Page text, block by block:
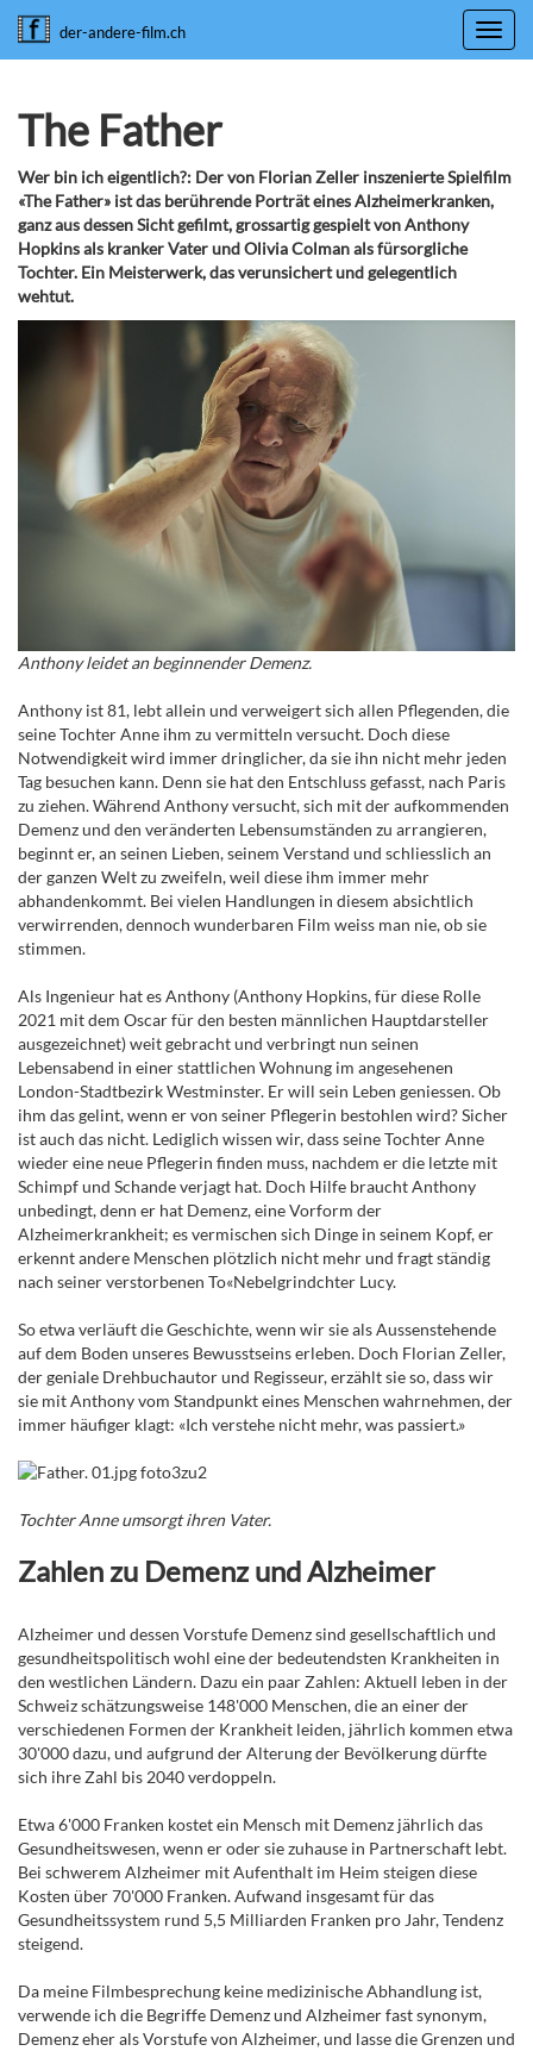
der-andere-film.ch
The Father
Wer bin ich eigentlich?: Der von Florian Zeller inszenierte Spielfilm
«The Father» ist das berührende Porträt eines Alzheimerkranken,
ganz aus dessen Sicht gefilmt, grossartig gespielt von Anthony
Hopkins als kranker Vater und Olivia Colman als fürsorgliche
Tochter. Ein Meisterwerk, das verunsichert und gelegentlich
wehtut.
Anthony leidet an beginnender Demenz.
Anthony ist 81, lebt allein und verweigert sich allen Pflegenden, die
seine Tochter Anne ihm zu vermitteln versucht. Doch diese
Notwendigkeit wird immer dringlicher, da sie ihn nicht mehr jeden
Tag besuchen kann. Denn sie hat den Entschluss gefasst, nach Paris
zu ziehen. Während Anthony versucht, sich mit der aufkommenden
Demenz und den veränderten Lebensumständen zu arrangieren,
beginnt er, an seinen Lieben, seinem Verstand und schliesslich an
der ganzen Welt zu zweifeln, weil diese ihm immer mehr
abhandenkommt. Bei vielen Handlungen in diesem absichtlich
verwirrenden, dennoch wunderbaren Film weiss man nie, ob sie
stimmen.
Als Ingenieur hat es Anthony (Anthony Hopkins, für diese Rolle
2021 mit dem Oscar für den besten männlichen Hauptdarsteller
ausgezeichnet) weit gebracht und verbringt nun seinen
Lebensabend in einer stattlichen Wohnung im angesehenen
London-Stadtbezirk Westminster. Er will sein Leben geniessen. Ob
ihm das gelint, wenn er von seiner Pflegerin bestohlen wird? Sicher
ist auch das nicht. Lediglich wissen wir, dass seine Tochter Anne
wieder eine neue Pflegerin finden muss, nachdem er die letzte mit
Schimpf und Schande verjagt hat. Doch Hilfe braucht Anthony
unbedingt, denn er hat Demenz, eine Vorform der
Alzheimerkrankheit; es vermischen sich Dinge in seinem Kopf, er
erkennt andere Menschen plötzlich nicht mehr und fragt ständig
nach seiner verstorbenen To«Nebelgrindchter Lucy.
So etwa verläuft die Geschichte, wenn wir sie als Aussenstehende
auf dem Boden unseres Bewusstseins erleben. Doch Florian Zeller,
der geniale Drehbuchautor und Regisseur, erzählt sie so, dass wir
sie mit Anthony vom Standpunkt eines Menschen wahrnehmen, der
immer häufiger klagt: «Ich verstehe nicht mehr, was passiert.»
Tochter Anne umsorgt ihren Vater.
Zahlen zu Demenz und Alzheimer
Alzheimer und dessen Vorstufe Demenz sind gesellschaftlich und
gesundheitspolitisch wohl eine der bedeutendsten Krankheiten in
den westlichen Ländern. Dazu ein paar Zahlen: Aktuell leben in der
Schweiz schätzungsweise 148'000 Menschen, die an einer der
verschiedenen Formen der Krankheit leiden, jährlich kommen etwa
30'000 dazu, und aufgrund der Alterung der Bevölkerung dürfte
sich ihre Zahl bis 2040 verdoppeln.
Etwa 6'000 Franken kostet ein Mensch mit Demenz jährlich das
Gesundheitswesen, wenn er oder sie zuhause in Partnerschaft lebt.
Bei schwerem Alzheimer mit Aufenthalt im Heim steigen diese
Kosten über 70'000 Franken. Aufwand insgesamt für das
Gesundheitssystem rund 5,5 Milliarden Franken pro Jahr, Tendenz
steigend.
Da meine Filmbesprechung keine medizinische Abhandlung ist,
verwende ich die Begriffe Demenz und Alzheimer fast synonym,
Demenz eher als Vorstufe von Alzheimer, und lasse die Grenzen und